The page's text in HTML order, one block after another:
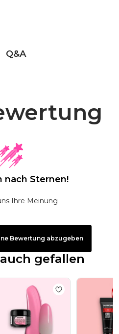
Q&A
nach Sternen!
Ihre Meinung
Bewertung abzugeben
gefallen
Fuchsia UV Painting Gel
Add to wishlist